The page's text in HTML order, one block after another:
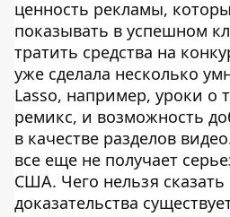
ценность рекламы,
показывать в успешном
тратить средства на
уже сделала несколько
Lasso, например, уроки о
ремикс, и возможность
в качестве разделов
все еще не получает
США. Чего нельзя сказать
доказательства